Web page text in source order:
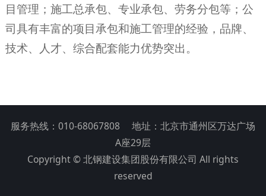
目管理；施工总承包、专业承包、劳务分包等；公
司具有丰富的项目承包和施工管理的经验，品牌、
技术、人才、综合配套能力优势突出。
服务热线：010-68067808 地址：北京市通州区万达广场
A座29层
Copyright © 北钢建设集团股份有限公司 All rights
reserved